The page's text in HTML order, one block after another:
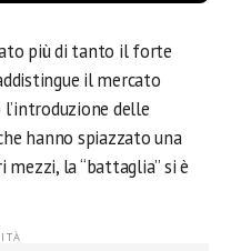
più di tanto il forte
il mercato
delle
hanno spiazzato una
la “battaglia” si è